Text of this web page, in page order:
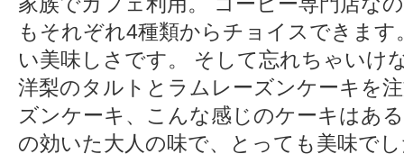
もそれぞれ4種類からチョイスできま
い美味しさです。 そして忘れちゃいけ
洋梨のタルトとラムレーズンケーキを
ズンケーキ、こんな感じのケーキはあ
の効いた大人の味で、とっても美味で